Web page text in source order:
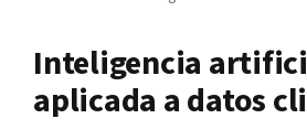
Inteligencia
aplicada a datos